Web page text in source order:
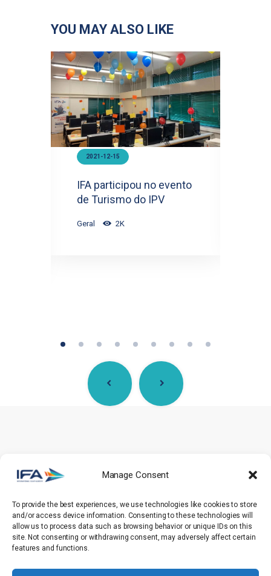
Manage Consent
To provide the best experiences, we use technologies like cookies to store
and/or access device information. Consenting to these technologies will
allow us to process data such as browsing behavior or unique IDs on this
site. Not consenting or withdrawing consent, may adversely affect certain
features and functions.
YOU MAY ALSO LIKE
2021-12-15
IFA participou no evento
de Turismo do IPV
Geral 2K
news fly to you!
Submit